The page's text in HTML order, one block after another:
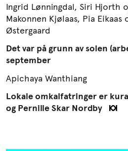
Ingrid Lønningdal, Siri Hjorth
Makonnen Kjølaas, Pia Eikaas
Østergaard
Det var på grunn av solen
september
Apichaya Wanthiang
Lokale omkalfatringer er
og Pernille Skar Nordby